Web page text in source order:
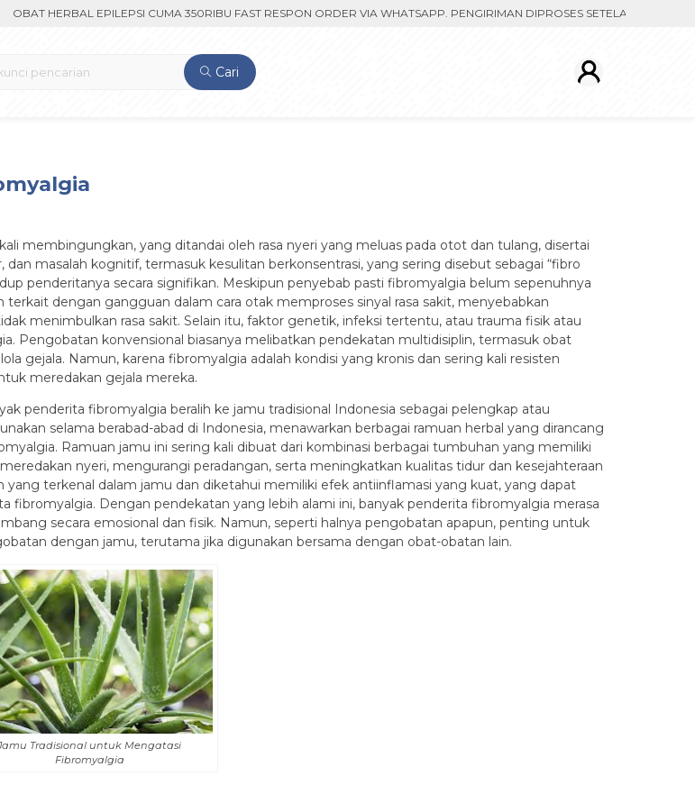
HERBAL EPILEPSI CUMA 350RIBU FAST RESPON ORDER VIA WHATSAPP. PENGIRIMAN DIPROSES SETELAH MENERIMA
Cari
membingungkan, yang ditandai oleh rasa nyeri yang meluas pada otot dan tulang, disertai
masalah kognitif, termasuk kesulitan berkonsentrasi, yang sering disebut sebagai “fibro
penderitanya secara signifikan. Meskipun penyebab pasti fibromyalgia belum sepenuhnya
dengan gangguan dalam cara otak memproses sinyal rasa sakit, menyebabkan
menimbulkan rasa sakit. Selain itu, faktor genetik, infeksi tertentu, atau trauma fisik atau
Pengobatan konvensional biasanya melibatkan pendekatan multidisiplin, termasuk obat
gejala. Namun, karena fibromyalgia adalah kondisi yang kronis dan sering kali resisten
meredakan gejala mereka.
penderita fibromyalgia beralih ke jamu tradisional Indonesia sebagai pelengkap atau
selama berabad-abad di Indonesia, menawarkan berbagai ramuan herbal yang dirancang
Ramuan jamu ini sering kali dibuat dari kombinasi berbagai tumbuhan yang memiliki
nyeri, mengurangi peradangan, serta meningkatkan kualitas tidur dan kesejahteraan
yang terkenal dalam jamu dan diketahui memiliki efek antiinflamasi yang kuat, yang dapat
Dengan pendekatan yang lebih alami ini, banyak penderita fibromyalgia merasa
secara emosional dan fisik. Namun, seperti halnya pengobatan apapun, penting untuk
dengan jamu, terutama jika digunakan bersama dengan obat-obatan lain.
Tradisional untuk Mengatasi
Fibromyalgia